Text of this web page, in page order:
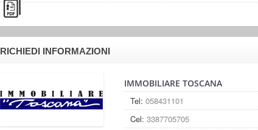
RICHIEDI INFORMAZIONI
IMMOBILIARE TOSCANA
Tel: 058431101
Cel: 3387705705